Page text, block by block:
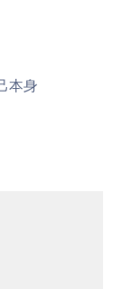
本身